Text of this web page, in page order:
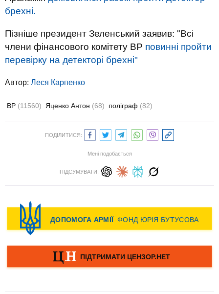
брехні.
Пізніше президент Зеленський заявив: "Всі
члени фінансового комітету ВР повинні пройти
перевірку на детекторі брехні"
Автор: Леся Карпенко
ВР (11560) Яценко Антон (68) поліграф (82)
ПОДІЛИТИСЯ:
Мені подобається
ПІДСУМУВАТИ: